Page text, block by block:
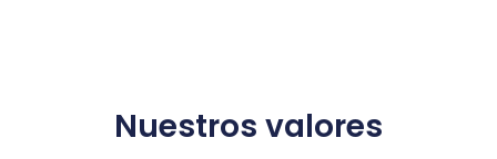
Nuestros valores